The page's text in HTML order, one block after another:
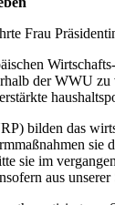
Frau
der WWU
bilden das
sie im
aus